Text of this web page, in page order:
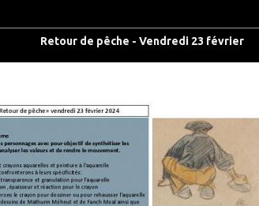
Retour de pêche - Vendredi 23 février